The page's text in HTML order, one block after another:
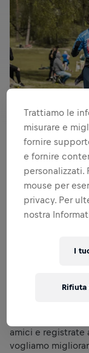
Il 9 maggio
Mancano
nuovamente la
la nostra nuova
per un altro
è il motivo per
La cosa più
amici e registrate
vogliamo
Trattiamo le
misurare e
fornire
e fornire
mouse per
privacy. Per
nostra
I